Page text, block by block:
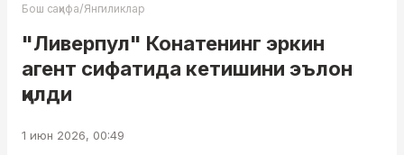
Бош саҳифа/Янгиликлар
"Ливерпул" Конатенинг эркин
агент сифатида кетишини эълон
қилди
1 июн 2026, 00:49